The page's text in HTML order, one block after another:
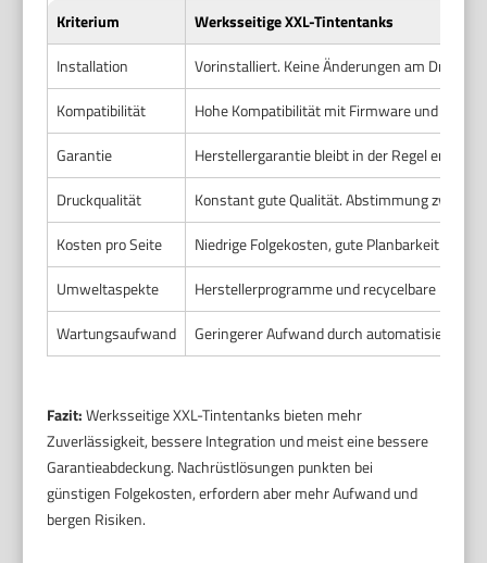
Kriterium
Werksseitige XXL-Tintentanks
Installation
Vorinstalliert. Keine Änderungen am Drucker
Kompatibilität
Hohe Kompatibilität mit Firmware und
Garantie
Herstellergarantie bleibt in der Regel
Druckqualität
Konstant gute Qualität. Abstimmung
Kosten pro Seite
Niedrige Folgekosten, gute Planbarkeit.
Umweltaspekte
Herstellerprogramme und recycelbare
Wartungsaufwand
Geringerer Aufwand durch automatisierte
Fazit:Werksseitige XXL-Tintentanks bieten mehr
Zuverlässigkeit, bessere Integration und meist eine bessere
Garantieabdeckung. Nachrüstlösungen punkten bei
günstigen Folgekosten, erfordern aber mehr Aufwand und
bergen Risiken.